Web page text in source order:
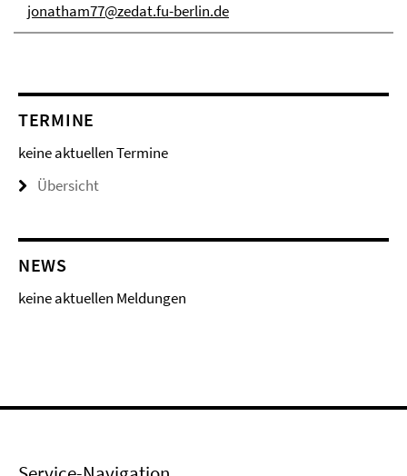
jonatham77@zedat.fu-berlin.de
TERMINE
keine aktuellen Termine
Übersicht
NEWS
keine aktuellen Meldungen